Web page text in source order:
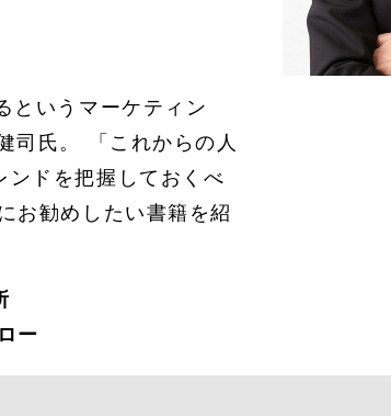
というマーケティン
司氏。 「これからの人
ンドを把握しておくべ
お勧めしたい書籍を紹
ー